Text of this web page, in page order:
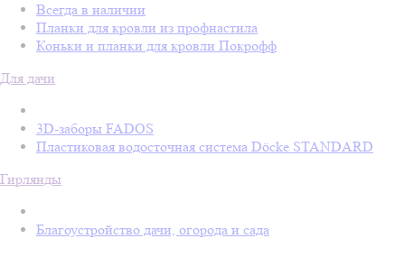
Всегда в наличии
Планки для кровли из профнастила
Коньки и планки для кровли Покрофф
Для дачи
3D-заборы FADOS
Пластиковая водосточная система Döcke STANDARD
Гирлянды
Благоустройство дачи, огорода и сада